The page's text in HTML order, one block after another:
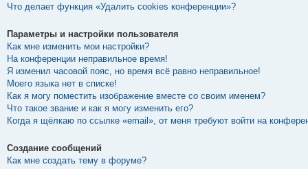
Что делает функция «Удалить cookies конференции»?
Параметры и настройки пользователя
Как мне изменить мои настройки?
На конференции неправильное время!
Я изменил часовой пояс, но время всё равно неправильное!
Моего языка нет в списке!
Как я могу поместить изображение вместе со своим именем?
Что такое звание и как я могу изменить его?
Когда я щёлкаю по ссылке «email», от меня требуют войти на
Создание сообщений
Как мне создать тему в форуме?